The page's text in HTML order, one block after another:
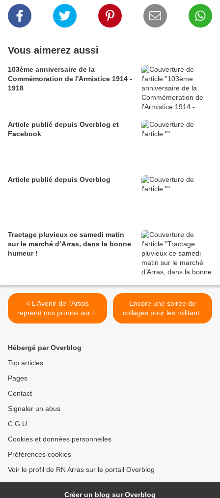
Vous aimerez aussi
103ème anniversaire de la
Commémoration de l'Armistice 1914 -
1918
Article publié depuis Overblog et
Facebook
Article publié depuis Overblog
Tractage pluvieux ce samedi matin
sur le marché d’Arras, dans la bonne
humeur !
< L’Avenir de l’Artois
reprend nos propos sur la
hausse de la dette de la
final, vous refilez la dette à
la future majorité. Monsieur
vos successeurs ! »
Encore une soirée de
collages pour les militants
arrageois : donnons le
Hébergé par Overblog
Top articles
Pages
Contact
Signaler un abus
C.G.U.
Cookies et données personnelles
Préférences cookies
Voir le profil de RN Arras sur le portail Overblog
Créer un blog sur Overblog